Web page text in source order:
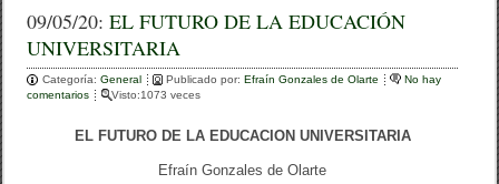
c
e
b
o
tt
er
m
p
ar
tir
09/05/20:EL FUTURO DE LA EDUCACIÓN
UNIVERSITARIA
Categoría:General Publicado por:Efraín Gonzales de Olarte
No hay
comentarios
Visto:1073 veces
EL FUTURO DE LA EDUCACION UNIVERSITARIA
Efraín Gonzales de Olarte